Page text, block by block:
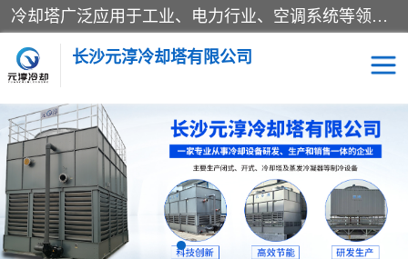
冷却塔广泛应用于工业、电力行业、空调系统等领域。在电力行业中，用于冷却发电机组的循环水；在工业生产中，如化工、冶金等行业，可降低生产过程中产生的热量；在空调系统中，为空调设备提供冷却水源
长沙元淳冷却塔有限公司
方形开式冷却塔 圆形冷却塔
闭式冷却塔 水箱
电控箱 水泵